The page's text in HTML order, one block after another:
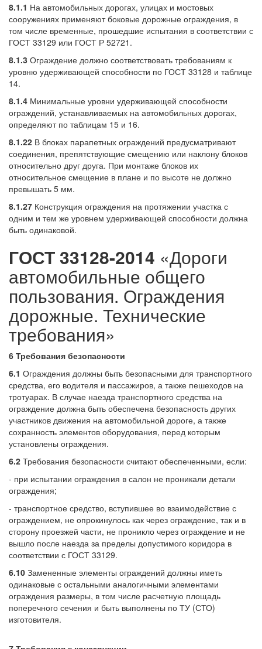
8.1.1 На автомобильных дорогах, улицах и мостовых
сооружениях применяют боковые дорожные ограждения, в
том числе временные, прошедшие испытания в соответствии с
ГОСТ 33129 или ГОСТ Р 52721.
8.1.3 Ограждение должно соответствовать требованиям к
уровню удерживающей способности по ГОСТ 33128 и таблице
14.
8.1.4 Минимальные уровни удерживающей способности
ограждений, устанавливаемых на автомобильных дорогах,
определяют по таблицам 15 и 16.
8.1.22 В блоках парапетных ограждений предусматривают
соединения, препятствующие смещению или наклону блоков
относительно друг друга. При монтаже блоков их
относительное смещение в плане и по высоте не должно
превышать 5 мм.
8.1.27 Конструкция ограждения на протяжении участка с
одним и тем же уровнем удерживающей способности должна
быть одинаковой.
ГОСТ 33128-2014 «Дороги
автомобильные общего
пользования. Ограждения
дорожные. Технические
требования»
6 Требования безопасности
6.1 Ограждения должны быть безопасными для транспортного
средства, его водителя и пассажиров, а также пешеходов на
тротуарах. В случае наезда транспортного средства на
ограждение должна быть обеспечена безопасность других
участников движения на автомобильной дороге, а также
сохранность элементов оборудования, перед которым
установлены ограждения.
6.2 Требования безопасности считают обеспеченными, если:
- при испытании ограждения в салон не проникали детали
ограждения;
- транспортное средство, вступившее во взаимодействие с
ограждением, не опрокинулось как через ограждение, так и в
сторону проезжей части, не проникло через ограждение и не
вышло после наезда за пределы допустимого коридора в
соответствии с ГОСТ 33129.
6.10 Замененные элементы ограждений должны иметь
одинаковые с остальными аналогичными элементами
ограждения размеры, в том числе расчетную площадь
поперечного сечения и быть выполнены по ТУ (СТО)
изготовителя.